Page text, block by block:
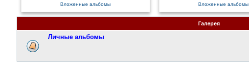
Вложенные альбомы Вложенные альбомы
Галерея
Личные альбомы